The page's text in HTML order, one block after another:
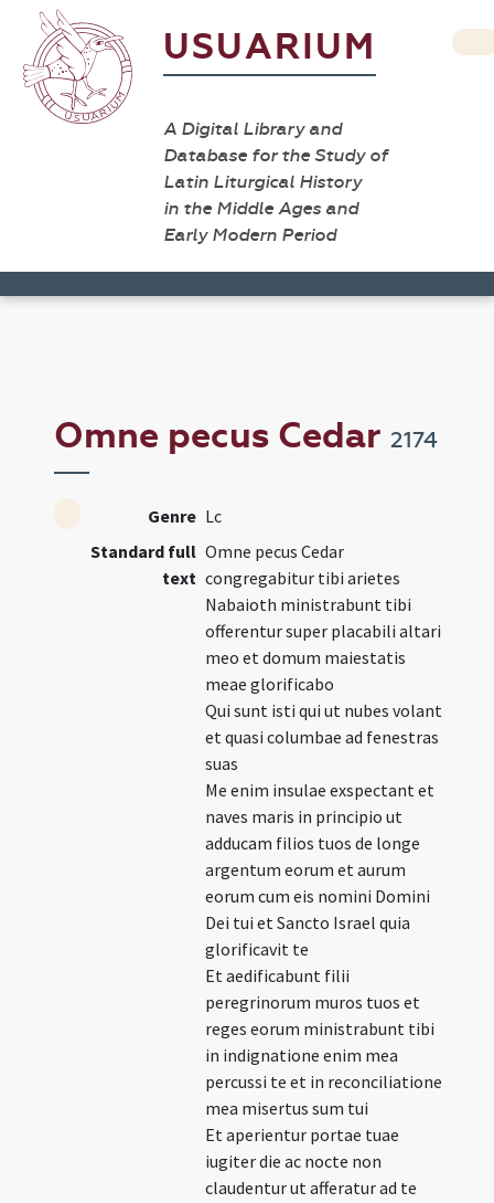
USUARIUM
A Digital Library and
Database for the Study of
Latin Liturgical History
in the Middle Ages and
Early Modern Period
Omne pecus Cedar2174
Genre Lc
Standard full
text
Omne pecus Cedar
congregabitur tibi arietes
Nabaioth ministrabunt tibi
offerentur super placabili altari
meo et domum maiestatis
meae glorificabo
Qui sunt isti qui ut nubes volant
et quasi columbae ad fenestras
suas
Me enim insulae exspectant et
naves maris in principio ut
adducam filios tuos de longe
argentum eorum et aurum
eorum cum eis nomini Domini
Dei tui et Sancto Israel quia
glorificavit te
Et aedificabunt filii
peregrinorum muros tuos et
reges eorum ministrabunt tibi
in indignatione enim mea
percussi te et in reconciliatione
mea misertus sum tui
Et aperientur portae tuae
iugiter die ac nocte non
claudentur ut afferatur ad te